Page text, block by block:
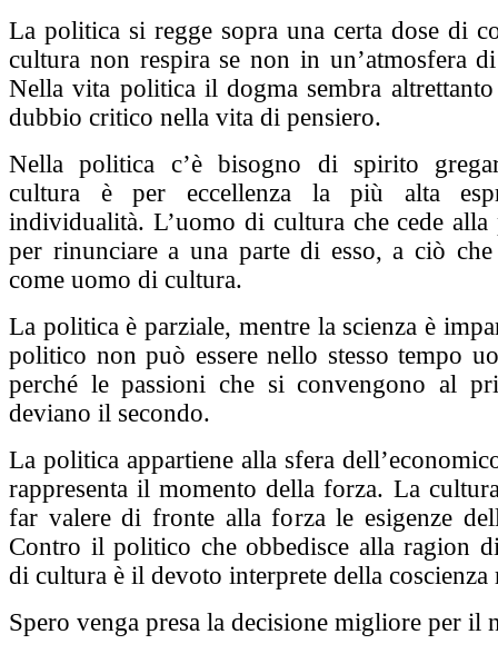
La politica si regge sopra una certa dose di
cultura non respira se non in un’atmosfera
Nella vita politica il dogma sembra altrettanto
dubbio critico nella vita di pensiero.
Nella politica c’è bisogno di spirito
cultura è per eccellenza la più alta
individualità. L’uomo di cultura che cede
per rinunciare a una parte di esso, a ciò che
come uomo di cultura.
La politica è parziale, mentre la scienza è
politico non può essere nello stesso tempo
perché le passioni che si convengono al
deviano il secondo.
La politica appartiene alla sfera
rappresenta il momento della forza. La
far valere di fronte alla forza le esigenze
Contro il politico che obbedisce alla ragion
di cultura è il devoto interprete della coscienza
Spero venga presa la decisione migliore per il